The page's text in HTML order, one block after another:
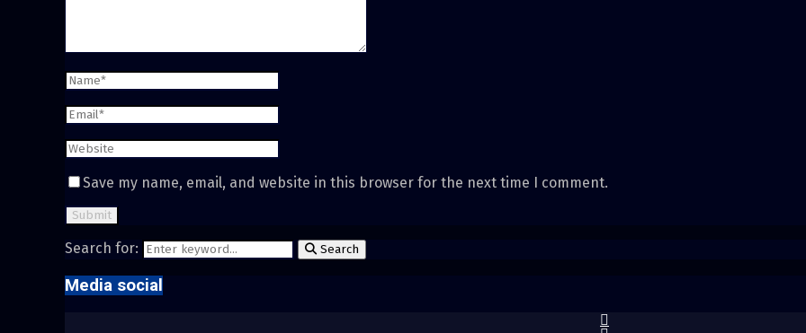
Save my name, email, and website in this browser for the next time I comment.
Search for: Search
Media social